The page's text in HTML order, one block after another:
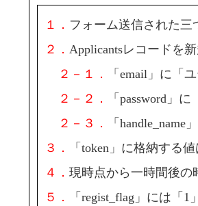
１． フォーム送信された
２． Applicantsレコードを新
２－１．
「email」に「
２－２．
「password」
２－３．
「
３．
「token」に格納する
４．現時点から一時間後の
５．
「regist_flag」には「